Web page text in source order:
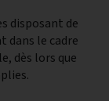
disposant de
dans le cadre
dès lors que